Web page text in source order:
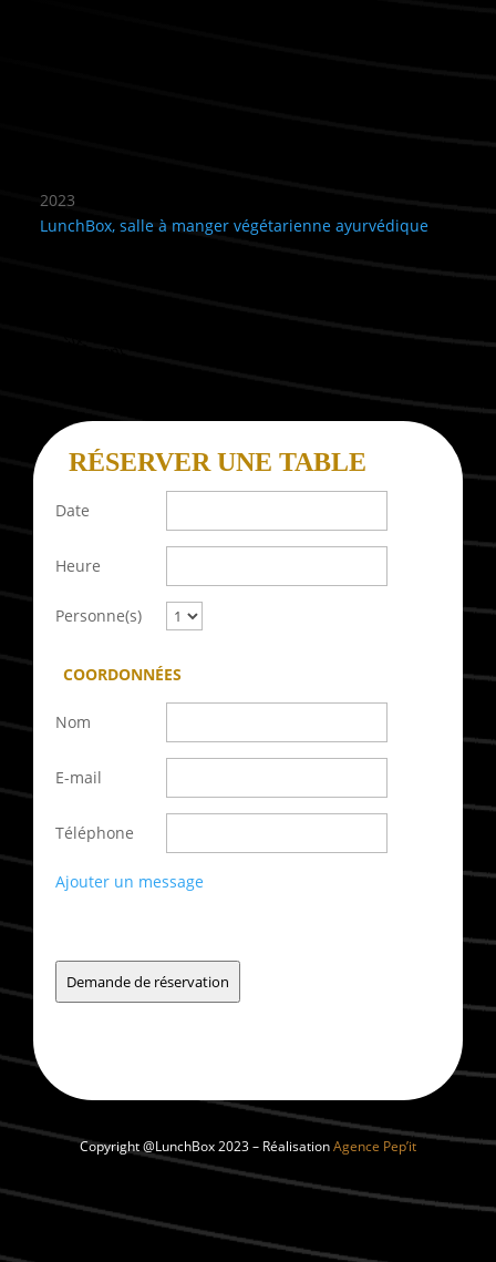
2023
LunchBox, salle à manger végétarienne ayurvédique
RÉSERVER UNE TABLE
Date
Heure
Personne(s)
COORDONNÉES
Nom
E-mail
Téléphone
Ajouter un message
Demande de réservation
Copyright @LunchBox 2023 – RéalisationAgence Pep’it